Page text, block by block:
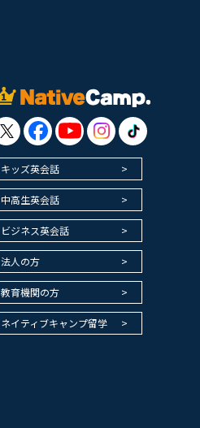
キッズ英会話
中高生英会話
ビジネス英会話
法人の方
教育機関の方
ネイティブキャンプ留学